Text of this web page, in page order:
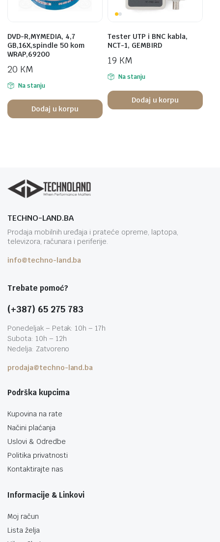
DVD-R,MYMEDIA, 4,7
GB,16X,spindle 50 kom
WRAP,69200
20 KM
Na stanju
Dodaj u korpu
Tester UTP i BNC kabla,
NCT-1, GEMBIRD
19 KM
Na stanju
Dodaj u korpu
TECHNO-LAND.BA
Prodaja mobilnih uređaja i prateće opreme, laptopa,
televizora, računara i periferije.
info@techno-land.ba
Trebate pomoć?
(+387) 65 275 783
Ponedeljak – Petak: 10h – 17h
Subota: 10h – 12h
Nedelja: Zatvoreno
prodaja@techno-land.ba
Podrška kupcima
Kupovina na rate
Načini plaćanja
Uslovi & Odredbe
Politika privatnosti
Kontaktirajte nas
Informacije & Linkovi
Moj račun
Lista želja